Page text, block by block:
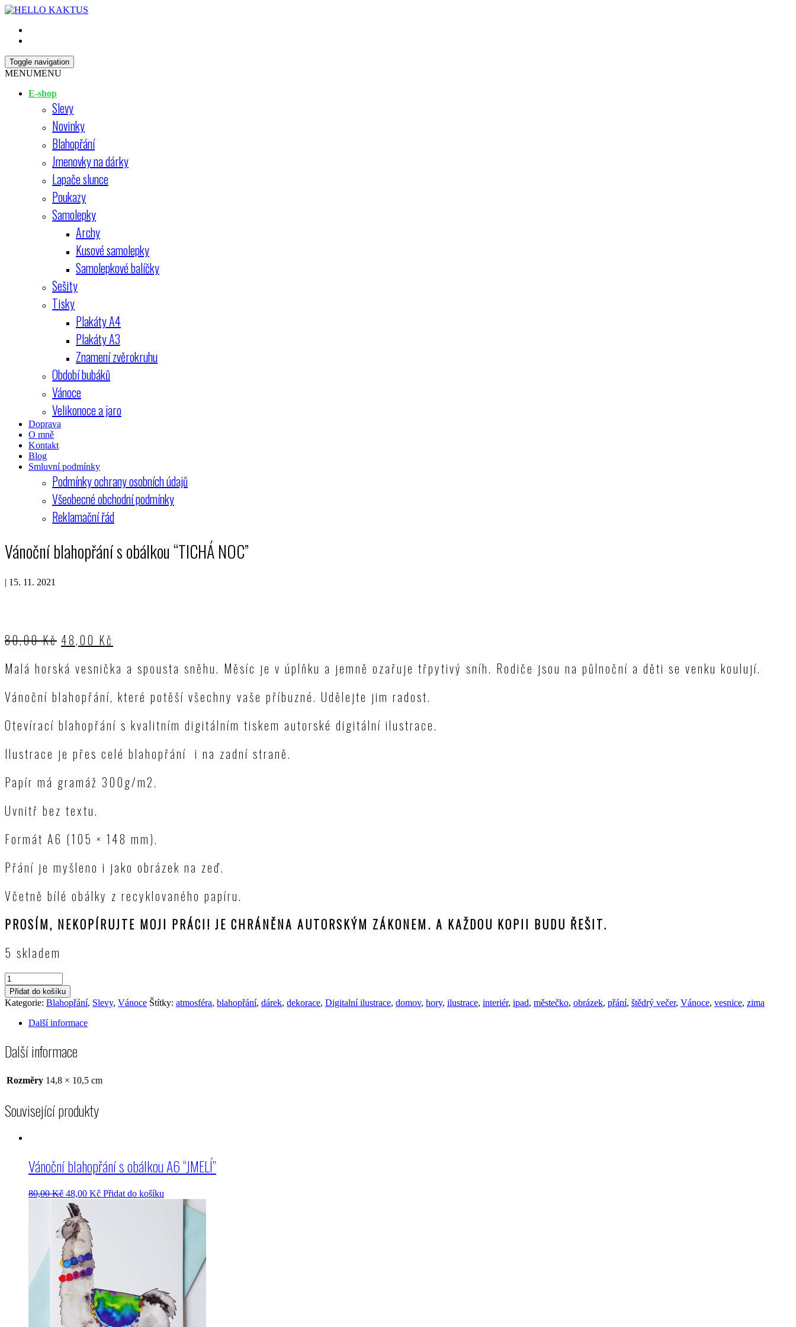
Skip
content
Open
HELLO KAKTUS
Toggle navigation
MENUMENU
E-shop
Slevy
Novinky
Blahopřání
Jmenovky na dárky
Lapače slunce
Poukazy
Samolepky
Archy
Kusové samolepky
Samolepkové balíčky
Sešity
Tisky
Plakáty A4
Plakáty A3
Znamení zvěrokruhu
Období bubáků
Vánoce
Velikonoce a jaro
Doprava
O mně
Kontakt
Blog
Smluvní podmínky
Podmínky ochrany osobních údajů
Všeobecné obchodní podmínky
Reklamační řád
Vánoční blahopřání s obálkou “TICHÁ NOC”
15. 11. 2021
80,00Kč 48,00 Kč
Malá horská vesnička a spousta sněhu. Měsíc je v úplňku a jemně ozařuje třpytivý sníh. Rodiče jsou na půlnoční a děti se venku koulují.
Vánoční blahopřání, které potěší všechny vaše příbuzné. Udělejte jim radost.
Otevírací blahopřání s kvalitním digitálním tiskem autorské digitální ilustrace.
Ilustrace je přes celé blahopřání i na zadní straně.
Papír má gramáž 300g/m2.
Uvnitř bez textu.
Formát A6 (105 × 148 mm).
Přání je myšleno i jako obrázek na zeď.
Včetně bílé obálky z recyklovaného papíru.
PROSÍM, NEKOPÍRUJTE MOJI PRÁCI! JE CHRÁNĚNA AUTORSKÝM ZÁKONEM. A KAŽDOU KOPII BUDU ŘEŠIT.
5 skladem
Vánoční
blahopřání
s
obálkou
"TICHÁ
Přidat do košíku
Kategorie: Blahopřání, Slevy, Vánoce Štítky: atmosféra, blahopřání, dárek, dekorace, Digitalní ilustrace, domov, hory, ilustrace, interiér, ipad, městečko, obrázek, přání, štědrý večer, Vánoce, vesnice, zima
Další informace
Další informace
Rozměry 14,8 × 10,5 cm
Související produkty
Vánoční blahopřání s obálkou A6 “JMELÍ”
80,00Kč 48,00 Kč Přidat do košíku